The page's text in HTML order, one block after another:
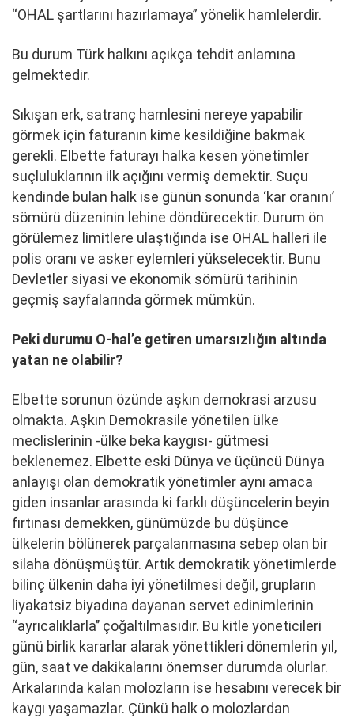
“OHAL şartlarını hazırlamaya” yönelik hamlelerdir.
Bu durum Türk halkını açıkça tehdit anlamına
gelmektedir.
Sıkışan erk, satranç hamlesini nereye yapabilir
görmek için faturanın kime kesildiğine bakmak
gerekli. Elbette faturayı halka kesen yönetimler
suçluluklarının ilk açığını vermiş demektir. Suçu
kendinde bulan halk ise günün sonunda ‘kar oranını’
sömürü düzeninin lehine döndürecektir. Durum ön
görülemez limitlere ulaştığında ise OHAL halleri ile
polis oranı ve asker eylemleri yükselecektir. Bunu
Devletler siyasi ve ekonomik sömürü tarihinin
geçmiş sayfalarında görmek mümkün.
Peki durumu O-hal’e getiren umarsızlığın altında
yatan ne olabilir?
Elbette sorunun özünde aşkın demokrasi arzusu
olmakta. Aşkın Demokrasile yönetilen ülke
meclislerinin -ülke beka kaygısı- gütmesi
beklenemez. Elbette eski Dünya ve üçüncü Dünya
anlayışı olan demokratik yönetimler aynı amaca
giden insanlar arasında ki farklı düşüncelerin beyin
fırtınası demekken, günümüzde bu düşünce
ülkelerin bölünerek parçalanmasına sebep olan bir
silaha dönüşmüştür. Artık demokratik yönetimlerde
bilinç ülkenin daha iyi yönetilmesi değil, grupların
liyakatsiz biyadına dayanan servet edinimlerinin
‘‘ayrıcalıklarla’’ çoğaltılmasıdır. Bu kitle yöneticileri
günü birlik kararlar alarak yönettikleri dönemlerin yıl,
gün, saat ve dakikalarını önemser durumda olurlar.
Arkalarında kalan molozların ise hesabını verecek bir
kaygı yaşamazlar. Çünkü halk o molozlardan